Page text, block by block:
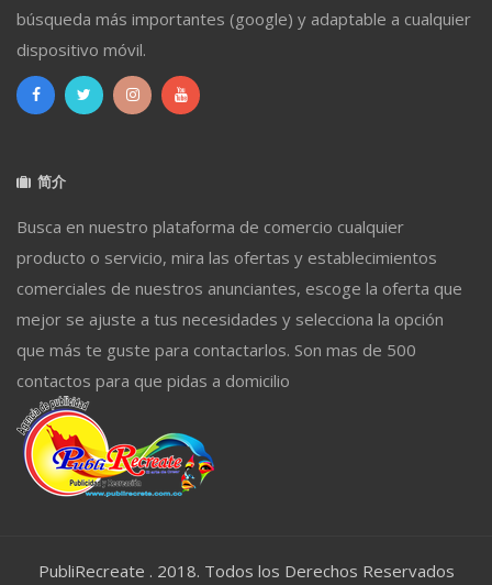
búsqueda más importantes (google) y adaptable a cualquier
dispositivo móvil.
简介
Busca en nuestro plataforma de comercio cualquier
producto o servicio, mira las ofertas y establecimientos
comerciales de nuestros anunciantes, escoge la oferta que
mejor se ajuste a tus necesidades y selecciona la opción
que más te guste para contactarlos. Son mas de 500
contactos para que pidas a domicilio
PubliRecreate . 2018. Todos los Derechos Reservados